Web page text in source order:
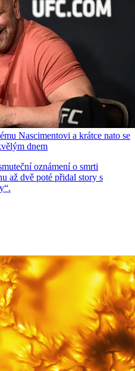
Nascimentovi a krátce nato se
dnem
oznámení o smrti
až dvě poté přidal story s